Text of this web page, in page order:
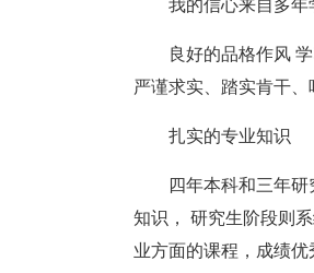
我的信心来自多年
良好的品格作风
严谨求实、踏实肯干、
扎实的专业知识
四年本科和三年
知识， 研究生阶段则
业方面的课程，成绩